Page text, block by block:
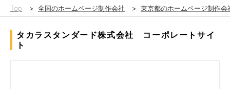
Top > 全国のホームページ制作会社 > 東京都のホームページ制作会
タカラスタンダード株式会社 コーポレートサイ
ト